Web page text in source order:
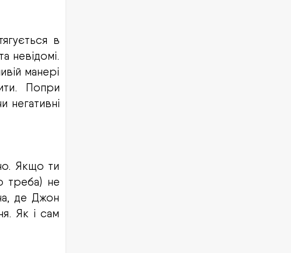
в
невідомі.
манері
Попри
негативні
Якщо ти
треба) не
де Джон
Як і сам